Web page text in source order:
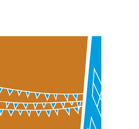
ematen diguzu.
Gehiago